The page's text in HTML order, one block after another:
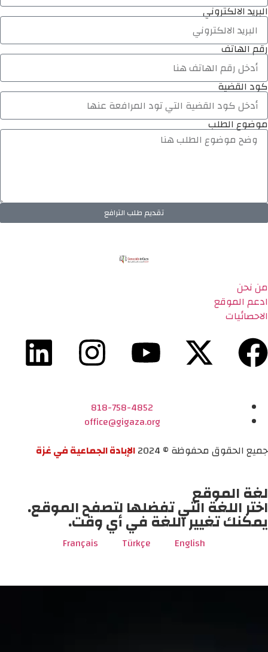
البريد الالكتروني
رقم الهاتف
كود القضية
موضوع الطلب
تقديم طلب الترافع
من نحن
ادعم الموقع
الاحصائيات
818-758-4852
office@gigaza.org
جميع الحقوق محفوظة © 2024
الإبادة الجماعية في غزة
لغة الموقع
اختر اللغة التي تفضلها لتصفح الموقع.
يمكنك تغيير اللغة في أي وقت.
English
Türkçe
Français